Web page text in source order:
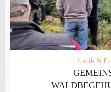
Land- &